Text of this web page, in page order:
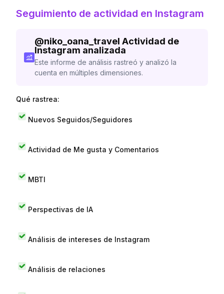
Seguimiento de actividad en Instagram
@niko_oana_travel Actividad de
Instagram analizada
Este informe de análisis rastreó y analizó la
cuenta en múltiples dimensiones.
Qué rastrea:
Nuevos Seguidos/Seguidores
Actividad de Me gusta y Comentarios
MBTI
Perspectivas de IA
Análisis de intereses de Instagram
Análisis de relaciones